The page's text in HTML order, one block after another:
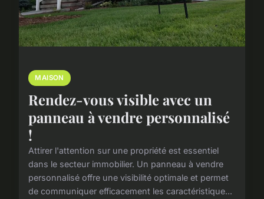
MAISON
Rendez-vous visible avec un
panneau à vendre personnalisé
!
Attirer l'attention sur une propriété est essentiel
dans le secteur immobilier. Un panneau à vendre
personnalisé offre une visibilité optimale et permet
de communiquer efficacement les caractéristique...